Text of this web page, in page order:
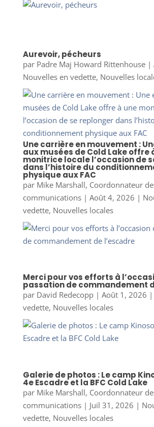
Aurevoir, pécheurs
par Padre Maj Howard Rittenhouse|
Nouvelles en vedette, Nouvelles
Une carrière en mouvement :
aux musées de Cold Lake offre
monitrice locale l’occasion de
dans l’histoire du
physique aux FAC
par Mike Marshall, Coordonnateur
communications| Août 4, 2026 |
vedette, Nouvelles locales
Merci pour vos efforts à
passation de commandement
par David Redecopp| Août 1, 2026 |
vedette, Nouvelles locales
Galerie de photos : Le camp
4e Escadre et la BFC Cold Lake
par Mike Marshall, Coordonnateur
communications| Juil 31, 2026 |
vedette, Nouvelles locales